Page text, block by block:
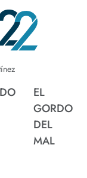
EL
GORDO
DEL
MAL